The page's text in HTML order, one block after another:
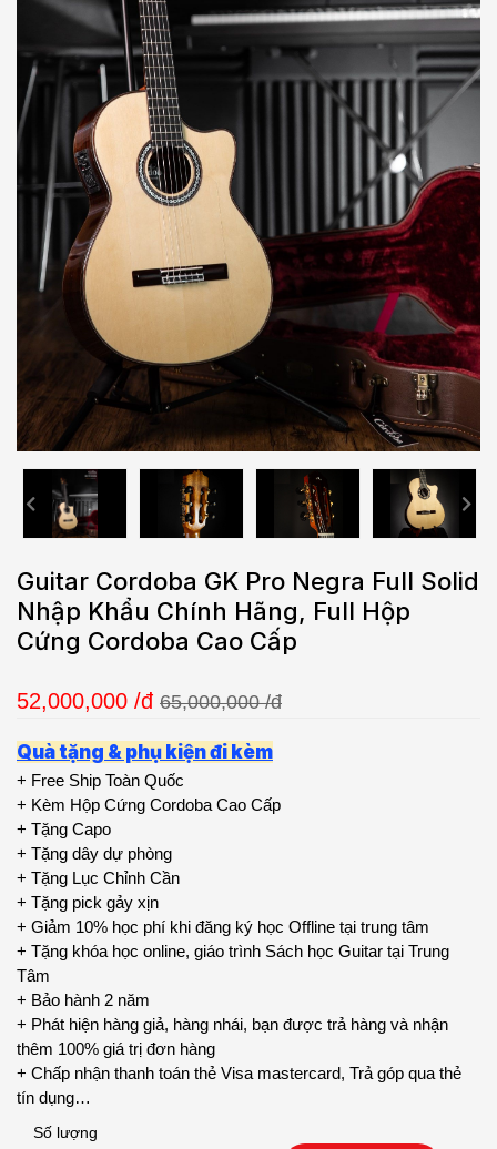
Guitar Cordoba GK Pro Negra Full Solid
Nhập Khẩu Chính Hãng, Full Hộp
Cứng Cordoba Cao Cấp
52,000,000 /đ 65,000,000 /đ
Quà tặng & phụ kiện đi kèm
+ Free Ship Toàn Quốc
+ Kèm Hộp Cứng Cordoba Cao Cấp
+ Tặng Capo
+ Tặng dây dự phòng
+ Tặng Lục Chỉnh Cần
+ Tặng pick gảy xịn
+ Giảm 10% học phí khi đăng ký học Offline tại trung tâm
+ Tặng khóa học online, giáo trình Sách học Guitar tại Trung
Tâm
+ Bảo hành 2 năm
+ Phát hiện hàng giả, hàng nhái, bạn được trả hàng và nhận
thêm 100% giá trị đơn hàng
+ Chấp nhận thanh toán thẻ Visa mastercard, Trả góp qua thẻ
tín dụng…
Số lượng